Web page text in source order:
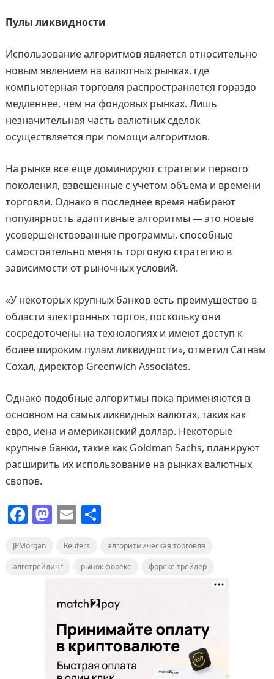
Пулы ликвидности
Использование алгоритмов является относительно
новым явлением на валютных рынках, где
компьютерная торговля распространяется гораздо
медленнее, чем на фондовых рынках. Лишь
незначительная часть валютных сделок
осуществляется при помощи алгоритмов.
На рынке все еще доминируют стратегии первого
поколения, взвешенные с учетом объема и времени
торговли. Однако в последнее время набирают
популярность адаптивные алгоритмы — это новые
усовершенствованные программы, способные
самостоятельно менять торговую стратегию в
зависимости от рыночных условий.
«У некоторых крупных банков есть преимущество в
области электронных торгов, поскольку они
сосредоточены на технологиях и имеют доступ к
более широким пулам ликвидности», отметил Сатнам
Сохал, директор Greenwich Associates.
Однако подобные алгоритмы пока применяются в
основном на самых ликвидных валютах, таких как
евро, иена и американский доллар. Некоторые
крупные банки, такие как Goldman Sachs, планируют
расширить их использование на рынках валютных
свопов.
F
a
c
e
M
a
st
o
o
n
E
m
ai
О
п
р
в
и
т
ь
JPMorgan Reuters
алгоритмическая торговля
алготрейдинг
рынок форекс форекс-трейдер